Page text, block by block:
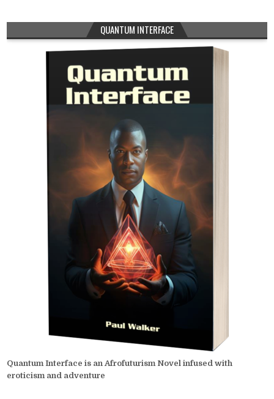
QUANTUM INTERFACE
Quantum Interface is an Afrofuturism Novel infused with
eroticism and adventure